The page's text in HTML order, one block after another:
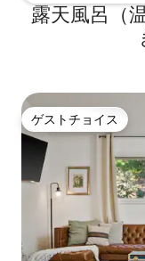
露天風呂（
ゲストチョイス
ゲストチョイス